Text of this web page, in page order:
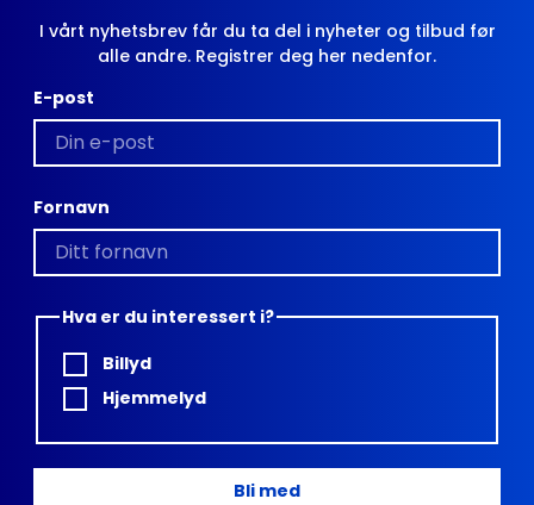
I vårt nyhetsbrev får du ta del i nyheter og tilbud før
alle andre. Registrer deg her nedenfor.
E-post
Fornavn
Hva er du interessert i?
Billyd
Hjemmelyd
Bli med